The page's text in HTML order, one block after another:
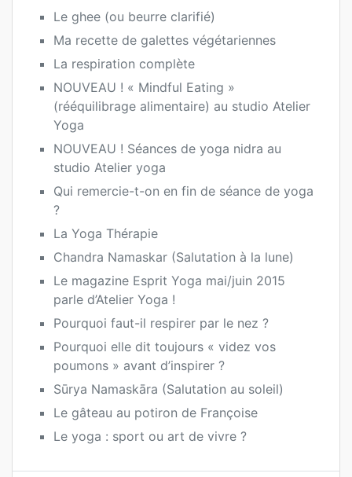
Le ghee (ou beurre clarifié)
Ma recette de galettes végétariennes
La respiration complète
NOUVEAU ! « Mindful Eating »
(rééquilibrage alimentaire) au studio Atelier
Yoga
NOUVEAU ! Séances de yoga nidra au
studio Atelier yoga
Qui remercie-t-on en fin de séance de yoga
?
La Yoga Thérapie
Chandra Namaskar (Salutation à la lune)
Le magazine Esprit Yoga mai/juin 2015
parle d’Atelier Yoga !
Pourquoi faut-il respirer par le nez ?
Pourquoi elle dit toujours « videz vos
poumons » avant d’inspirer ?
Sūrya Namaskāra (Salutation au soleil)
Le gâteau au potiron de Françoise
Le yoga : sport ou art de vivre ?